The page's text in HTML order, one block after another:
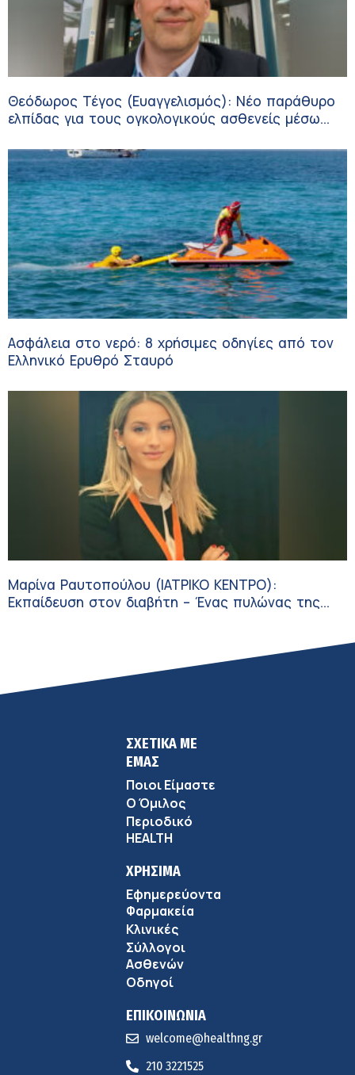
Θεόδωρος Τέγος (Ευαγγελισμός): Νέο παράθυρο
ελπίδας για τους ογκολογικούς ασθενείς μέσω
Ασφάλεια στο νερό: 8 χρήσιμες οδηγίες από τον
Ελληνικό Ερυθρό Σταυρό
Μαρίνα Ραυτοπούλου (ΙΑΤΡΙΚΟ ΚΕΝΤΡΟ):
Εκπαίδευση στον διαβήτη – Ένας πυλώνας της
ΣΧΕΤΙΚΑ ΜΕ
ΕΜΑΣ
Ποιοι Είμαστε
Ο Όμιλος
Περιοδικό
HEALTH
ΧΡΗΣΙΜΑ
Εφημερεύοντα
Φαρμακεία
Κλινικές
Σύλλογοι
Ασθενών
Οδηγοί
ΕΠΙΚΟΙΝΩΝΙΑ
welcome@healthng.gr
210 3221525